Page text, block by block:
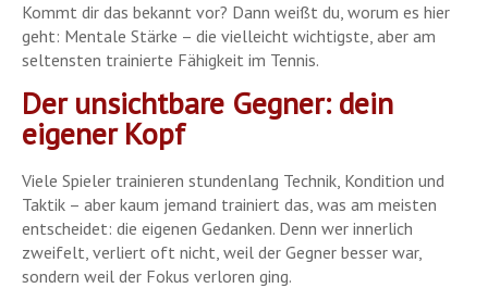
Kommt dir das bekannt vor? Dann weißt du, worum es hier
geht: Mentale Stärke – die vielleicht wichtigste, aber am
seltensten trainierte Fähigkeit im Tennis.
Der unsichtbare Gegner: dein
eigener Kopf
Viele Spieler trainieren stundenlang Technik, Kondition und
Taktik – aber kaum jemand trainiert das, was am meisten
entscheidet: die eigenen Gedanken. Denn wer innerlich
zweifelt, verliert oft nicht, weil der Gegner besser war,
sondern weil der Fokus verloren ging.